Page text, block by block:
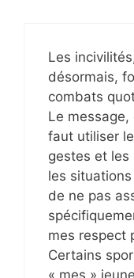
Les
désormais,
combats
Le message,
faut utiliser
gestes et les
les
de ne pas
mes respect
Certains
« mes »